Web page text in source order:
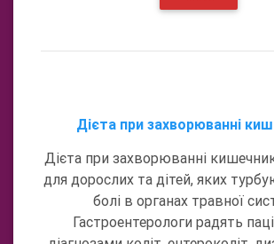
Дієта при захворюванні
Дієта при захворюванні
для дорослих та дітей, яких
болі в органах травної
Гастроентерологи радять